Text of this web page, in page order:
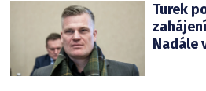
Turek
Nadále